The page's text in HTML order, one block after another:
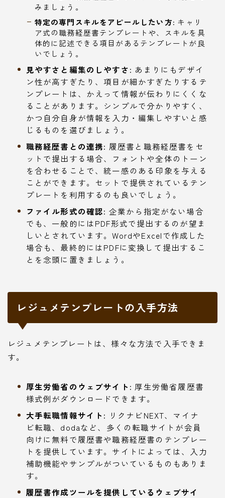
みましょう。
特定の専門スキルをアピールしたい方: キャリ
ア式の職務経歴書テンプレートや、スキルを具
体的に記述できる項目があるテンプレートが良
いでしょう。
見やすさと編集のしやすさ: あまりにもデザイ
ン性が高すぎたり、項目が細かすぎたりするテ
ンプレートは、かえって情報が伝わりにくくな
ることがあります。シンプルで分かりやすく、
かつ自分自身が情報を入力・編集しやすいと感
じるものを選びましょう。
職務経歴書との連携: 履歴書と職務経歴書をセ
ットで提出する場合、フォントや全体のトーン
を合わせることで、統一感のある印象を与える
ことができます。セットで提供されているテン
プレートを利用するのも良いでしょう。
ファイル形式の確認: 企業から指定がない場合
でも、一般的にはPDF形式で提出するのが望ま
しいとされています。WordやExcelで作成した
場合も、最終的にはPDFに変換して提出するこ
とを念頭に置きましょう。
レジュメテンプレートの入手方法
レジュメテンプレートは、様々な方法で入手できま
す。
厚生労働省のウェブサイト: 厚生労働省履歴書
様式例がダウンロードできます。
大手転職情報サイト: リクナビNEXT、マイナ
ビ転職、dodaなど、多くの転職サイトが会員
向けに無料で履歴書や職務経歴書のテンプレー
トを提供しています。サイトによっては、入力
補助機能やサンプルがついているものもありま
す。
履歴書作成ツールを提供しているウェブサイ